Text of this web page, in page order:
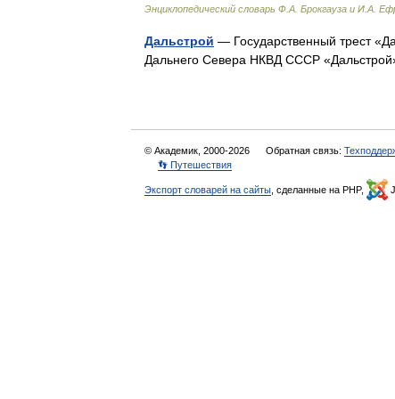
Энциклопедический словарь Ф.А. Брокгауза и И.А.
Дальстрой — Государственный трест
Дальнего Севера НКВД СССР
© Академик, 2000-2026 Обратная связь:
👣 Путешествия
Экспорт словарей на сайты , сделанные на PHP,